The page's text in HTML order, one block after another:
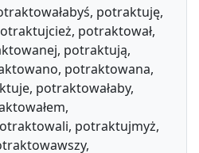
potraktuję,
potraktował,
potraktują,
potraktowana,
potraktowałaby,
potraktujmyż,